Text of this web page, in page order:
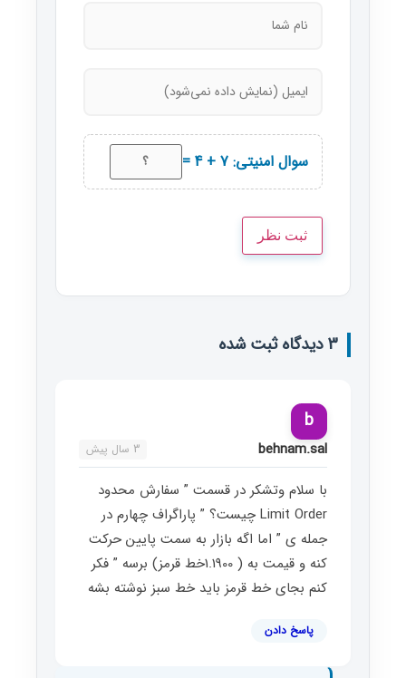
سوال امنیتی: 7 + 4 =
3 دیدگاه ثبت شده
b
behnam.sal 3 سال پیش
با سلام وتشکر در قسمت ” سفارش محدود
Limit Order چیست؟ ” پاراگراف چهارم در
جمله ی ” اما اگه بازار به سمت پایین حرکت
کنه و قیمت به ( 1.1900خط قرمز) برسه ” فکر
کنم بجای خط قرمز باید خط سبز نوشته بشه
پاسخ دادن